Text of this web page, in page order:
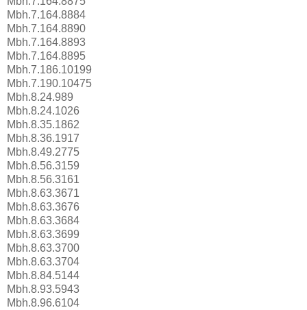
Mbh.7.164.8884
Mbh.7.164.8890
Mbh.7.164.8893
Mbh.7.164.8895
Mbh.7.186.10199
Mbh.7.190.10475
Mbh.8.24.989
Mbh.8.24.1026
Mbh.8.35.1862
Mbh.8.36.1917
Mbh.8.49.2775
Mbh.8.56.3159
Mbh.8.56.3161
Mbh.8.63.3671
Mbh.8.63.3676
Mbh.8.63.3684
Mbh.8.63.3699
Mbh.8.63.3700
Mbh.8.63.3704
Mbh.8.84.5144
Mbh.8.93.5943
Mbh.8.96.6104